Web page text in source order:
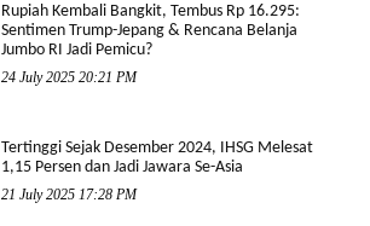
Rupiah Kembali Bangkit, Tembus Rp 16.295:
Sentimen Trump-Jepang & Rencana Belanja
Jumbo RI Jadi Pemicu?
24 July 2025 20:21 PM
Tertinggi Sejak Desember 2024, IHSG Melesat
1,15 Persen dan Jadi Jawara Se-Asia
21 July 2025 17:28 PM